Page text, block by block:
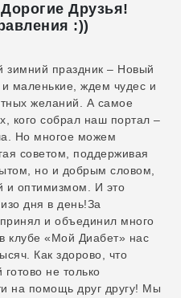
Друзья!
:))
зимний праздник – Новый
маленькие, ждем чудес и
желаний. А самое
кого собрал наш портал –
Но многое можем
советом, поддерживая
но и добрым словом,
и оптимизмом. И это
дня в день!За
и объединил много
клубе «Мой Диабет» нас
Как здорово, что
не только
на помощь друг другу! Мы